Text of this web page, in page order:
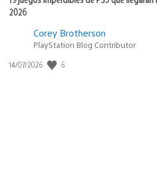
2026
Corey Brotherson
PlayStation Blog Contributor
Fecha
14/07/2026 6